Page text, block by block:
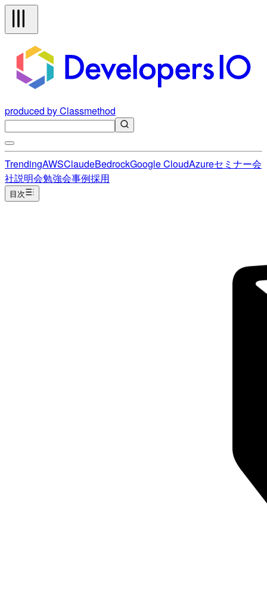
produced by Classmethod
TrendingAWSClaudeBedrockGoogle CloudAzureセミナー会
社説明会勉強会事例採用
目次